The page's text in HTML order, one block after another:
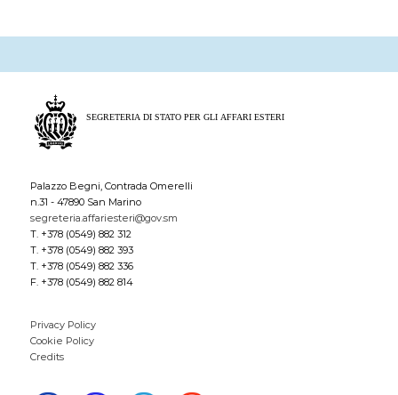
Palazzo Begni, Contrada Omerelli
n.31 - 47890 San Marino
segreteria.affariesteri@gov.sm
T. +378 (0549) 882 312
T. +378 (0549) 882 393
T. +378 (0549) 882 336
F. +378 (0549) 882 814
Privacy Policy
Cookie Policy
Credits